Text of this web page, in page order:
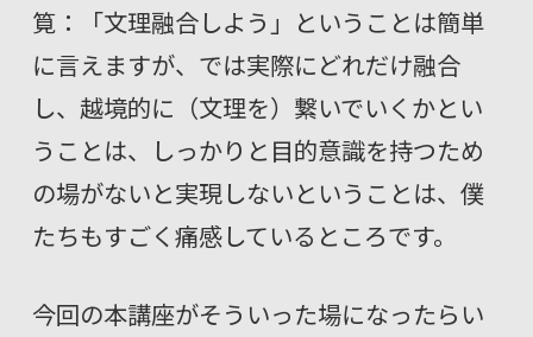
筧：「文理融合しよう」ということは簡単
に言えますが、では実際にどれだけ融合
し、越境的に（文理を）繋いでいくかとい
うことは、しっかりと目的意識を持つため
の場がないと実現しないということは、僕
たちもすごく痛感しているところです。
今回の本講座がそういった場になったらい